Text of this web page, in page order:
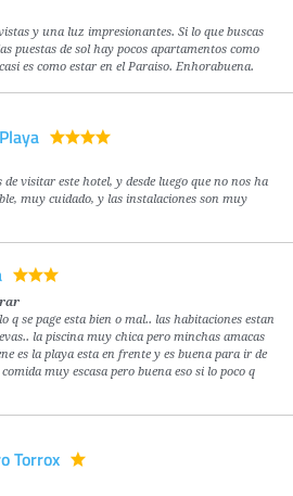
y una luz impresionantes. Si lo que buscas
puestas de sol hay pocos apartamentos como
es como estar en el Paraiso. Enhorabuena.
visitar este hotel, y desde luego que no nos ha
muy cuidado, y las instalaciones son muy
q se page esta bien o mal.. las habitaciones estan
la piscina muy chica pero minchas amacas
es la playa esta en frente y es buena para ir de
muy escasa pero buena eso si lo poco q
Torrox